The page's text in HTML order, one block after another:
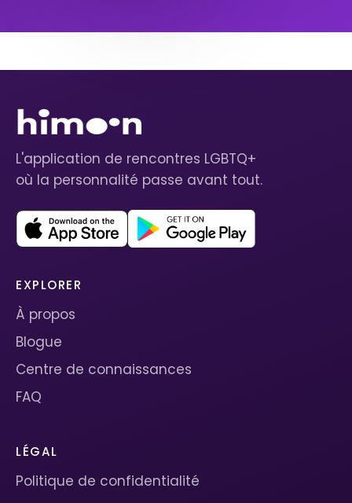
L'application de rencontres LGBTQ+
où la personnalité passe avant tout.
EXPLORER
À propos
Blogue
Centre de connaissances
FAQ
LÉGAL
Politique de confidentialité